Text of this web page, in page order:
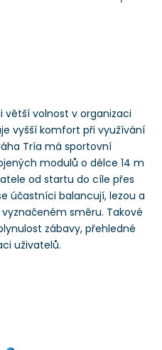
větší volnost v organizaci
vyšší komfort při využívání
Tría má sportovní
modulů o délce 14 m
od startu do cíle přes
účastníci balancují, lezou a
směru. Takové
zábavy, přehledné
uživatelů.